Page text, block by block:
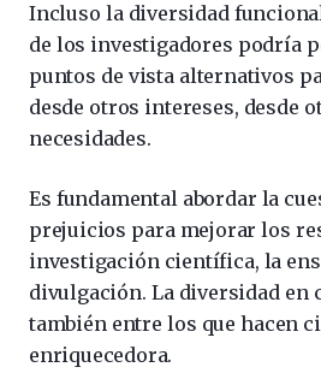
Incluso la diversidad
de los investigadores podría
puntos de vista alternativos
desde otros intereses, desde
necesidades.
Es fundamental abordar la
prejuicios para mejorar los
investigación científica, la
divulgación. La diversidad en
también entre los que hacen
enriquecedora.